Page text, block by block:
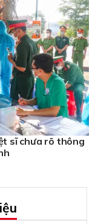
sĩ chưa rõ thông